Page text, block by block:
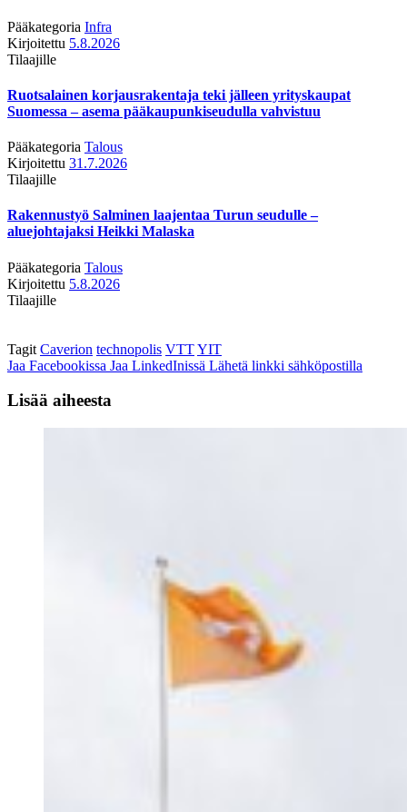
Pääkategoria Infra
Kirjoitettu 5.8.2026
Tilaajille
Ruotsalainen korjausrakentaja teki jälleen yrityskaupat
Suomessa – asema pääkaupunkiseudulla vahvistuu
Pääkategoria Talous
Kirjoitettu 31.7.2026
Tilaajille
Rakennustyö Salminen laajentaa Turun seudulle –
aluejohtajaksi Heikki Malaska
Pääkategoria Talous
Kirjoitettu 5.8.2026
Tilaajille
Tagit Caverion technopolis VTTYIT
Jaa Facebookissa Jaa LinkedInissä Lähetä linkki sähköpostilla
Lisää aiheesta